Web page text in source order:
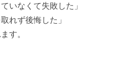
いなくて失敗した」
れず後悔した」
す。